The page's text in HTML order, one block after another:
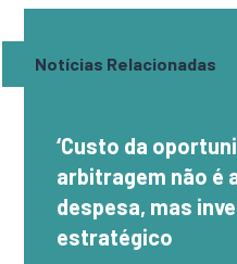
Notícias Relacionadas
‘Custo da
arbitragem não é
despesa, mas
estratégico